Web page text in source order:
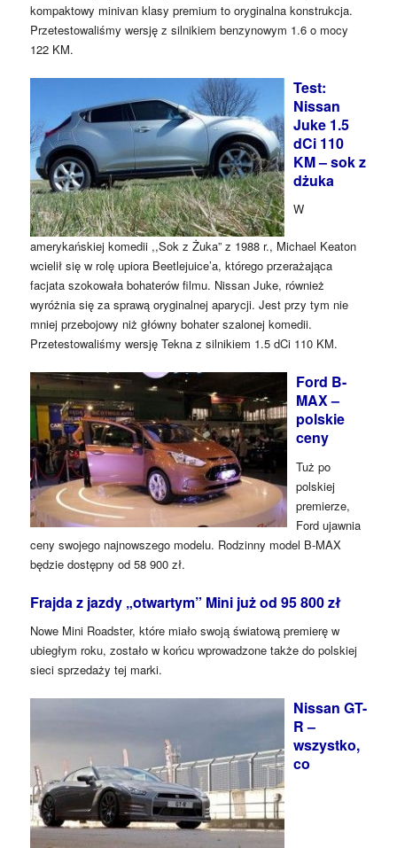
kompaktowy minivan klasy premium to oryginalna konstrukcja.
Przetestowaliśmy wersję z silnikiem benzynowym 1.6 o mocy
122 KM.
Test:
Nissan
Juke 1.5
dCi 110
KM – sok z
dżuka
W
amerykańskiej komedii ,,Sok z Żuka” z 1988 r., Michael Keaton
wcielił się w rolę upiora Beetlejuice’a, którego przerażająca
facjata szokowała bohaterów filmu. Nissan Juke, również
wyróżnia się za sprawą oryginalnej aparycji. Jest przy tym nie
mniej przebojowy niż główny bohater szalonej komedii.
Przetestowaliśmy wersję Tekna z silnikiem 1.5 dCi 110 KM.
Ford B-
MAX –
polskie
ceny
Tuż po
polskiej
premierze,
Ford ujawnia
ceny swojego najnowszego modelu. Rodzinny model B-MAX
będzie dostępny od 58 900 zł.
Frajda z jazdy „otwartym” Mini już od 95 800 zł
Nowe Mini Roadster, które miało swoją światową premierę w
ubiegłym roku, zostało w końcu wprowadzone także do polskiej
sieci sprzedaży tej marki.
Nissan GT-
R –
wszystko,
co